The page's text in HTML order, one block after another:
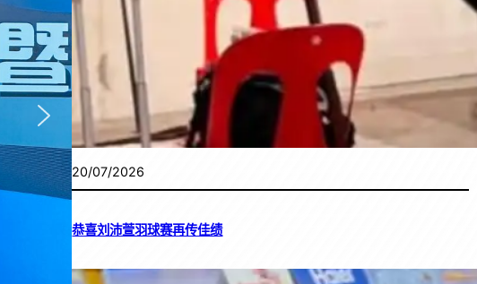
20/07/2026
恭喜刘沛萱羽球赛再传佳绩